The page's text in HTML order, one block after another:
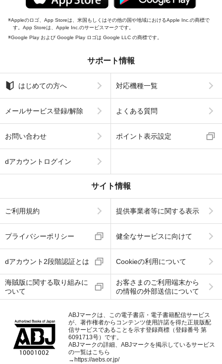
Appleのロゴ、App Storeは、米国もしくはその他の国や地域におけるApple Inc.の商標で
す。App Storeは、Apple Inc.のサービスマークです。
Google Play および Google Play ロゴは Google LLC の商標です。
サポート情報
はじめての方へ 対応機種一覧
メールサービス登録/解除 よくある質問
お問い合わせ ポイント表示設定
dアカウントログイン
サイト情報
ご利用規約 提供事業者等に関する表示
プライバシーポリシー 健全なサービスに向けて
dアカウント2段階認証とは Cookieの利用について
海賊版に関する取り組みに
ついて
お客さまのご利用端末から
の情報の外部送信について
ABJマークは、この電子書店・電子書籍配信サービス
が、著作権者からコンテンツ使用許諾を得た正規版配
信サービスであることを示す登録商標（登録番号 第
6091713号）です。
ABJマークの詳細、ABJマークを掲示しているサービス
の一覧はこちら
→ https://aebs.or.jp/